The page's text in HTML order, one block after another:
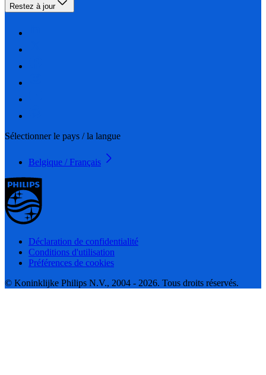
Restez à jour
Sélectionner le pays / la langue
Belgique / Français
Déclaration de confidentialité
Conditions d'utilisation
Préférences de cookies
© Koninklijke Philips N.V., 2004 - 2026. Tous droits réservés.